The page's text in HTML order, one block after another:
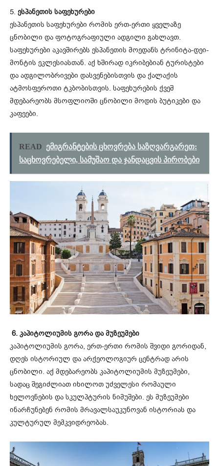
5. ესპანეთის საფეხურები
ესპანეთის საფეხურები რომის ერთ-ერთი ყველაზე
ცნობილი და ფოტოგრაფიული ადგილი გახლავთ.
საფეხურები აკავშირებს ესპანეთის მოედანს ტრინიტა-დეი-
მონტის ეკლესიასთან. აქ ხშირად იკრიბებიან ტურისტები
და ადგილობრივები დასვენებისთვის და ქალაქის
ატმოსფეროთი ტკბობისთვის. საფეხურების ქვეშ
მდებარეობს მსოფლიოში ცნობილი მოდის ბუტიკები და
კაფეები.
READ ემიგრანტების ცხოვრება საზღვარგარეთ:
საცხოვრებელი, სამუშაო და ჯანდაცვის პირობები
6. კაპიტოლიუმის გორა და მუზეუმები
კაპიტოლიუმის გორა, ერთ-ერთი რომის შვიდი გორიდან,
დღეს ისტორიულ და არქეოლოგიურ ცენტრად არის
ცნობილი. აქ მდებარეობს კაპიტოლიუმის მუზეუმები,
სადაც შეგიძლიათ იხილოთ უძველესი რომაული
ხელოვნების და სკულპტურის ნიმუშები. ეს მუზეუმები
ინარჩუნებენ რომის მრავალსაუკუნოვან ისტორიას და
კულტურულ მემკვიდრეობას.